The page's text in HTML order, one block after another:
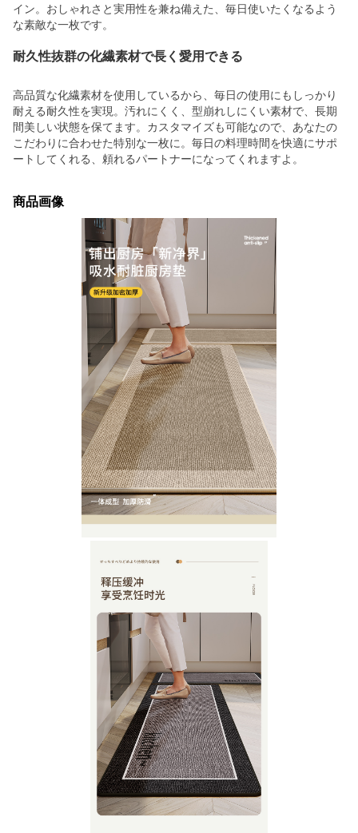
イン。おしゃれさと実用性を兼ね備えた、毎日使いたくなるよう
な素敵な一枚です。
耐久性抜群の化繊素材で長く愛用できる
高品質な化繊素材を使用しているから、毎日の使用にもしっかり
耐える耐久性を実現。汚れにくく、型崩れしにくい素材で、長期
間美しい状態を保てます。カスタマイズも可能なので、あなたの
こだわりに合わせた特別な一枚に。毎日の料理時間を快適にサポ
ートしてくれる、頼れるパートナーになってくれますよ。
商品画像